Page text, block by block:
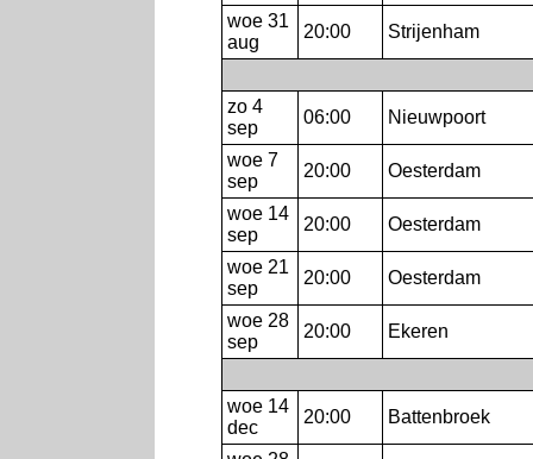
woe 31
aug
20:00 Strijenham
zo 4
sep
06:00 Nieuwpoort
woe 7
sep
20:00 Oesterdam
woe 14
sep
20:00 Oesterdam
woe 21
sep
20:00 Oesterdam
woe 28
sep
20:00 Ekeren
woe 14
dec
20:00 Battenbroek